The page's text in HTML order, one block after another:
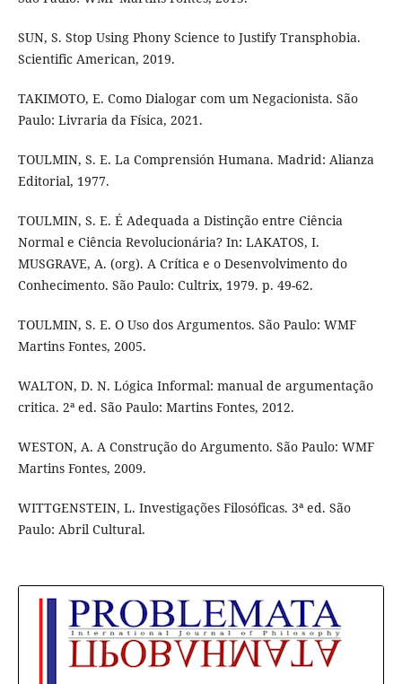
SUN, S. Stop Using Phony Science to Justify Transphobia.
Scientific American, 2019.
TAKIMOTO, E. Como Dialogar com um Negacionista. São
Paulo: Livraria da Física, 2021.
TOULMIN, S. E. La Comprensión Humana. Madrid: Alianza
Editorial, 1977.
TOULMIN, S. E. É Adequada a Distinção entre Ciência
Normal e Ciência Revolucionária? In: LAKATOS, I.
MUSGRAVE, A. (org). A Crítica e o Desenvolvimento do
Conhecimento. São Paulo: Cultrix, 1979. p. 49-62.
TOULMIN, S. E. O Uso dos Argumentos. São Paulo: WMF
Martins Fontes, 2005.
WALTON, D. N. Lógica Informal: manual de argumentação
critica. 2ª ed. São Paulo: Martins Fontes, 2012.
WESTON, A. A Construção do Argumento. São Paulo: WMF
Martins Fontes, 2009.
WITTGENSTEIN, L. Investigações Filosóficas. 3ª ed. São
Paulo: Abril Cultural.